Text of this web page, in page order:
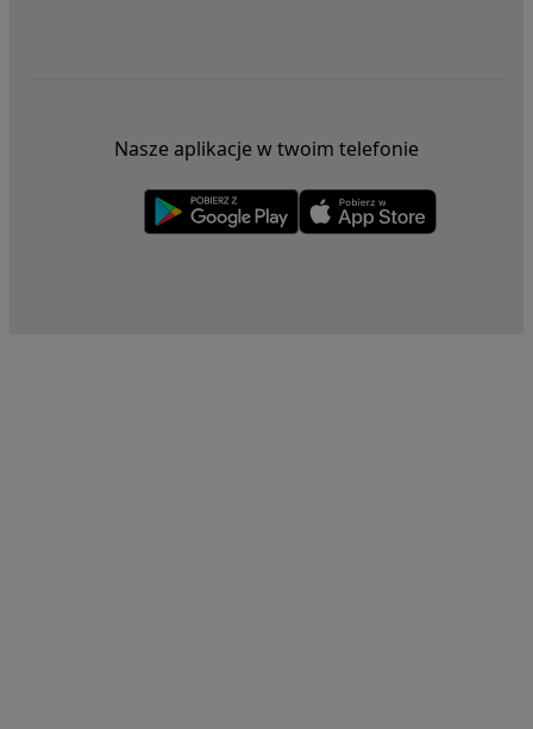
Nasze aplikacje w twoim telefonie